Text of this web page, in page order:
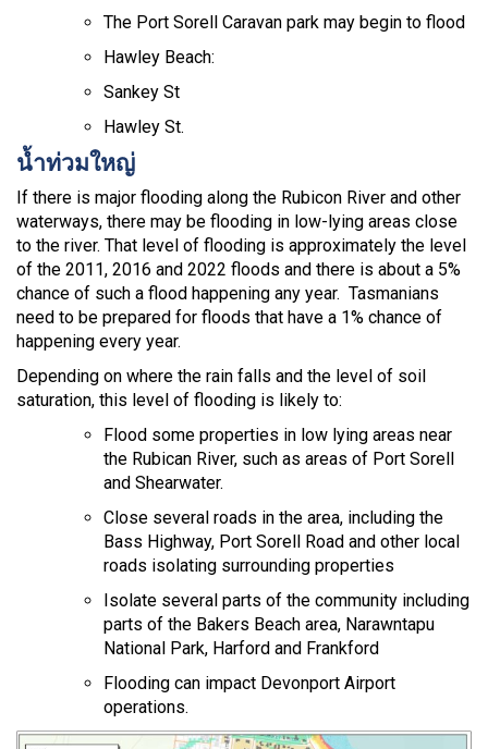
The Port Sorell Caravan park may begin to flood
Hawley Beach:
Sankey St
Hawley St.
น้ำท่วมใหญ่
If there is major flooding along the Rubicon River and other
waterways, there may be flooding in low-lying areas close
to the river. That level of flooding is approximately the level
of the 2011, 2016 and 2022 floods and there is about a 5%
chance of such a flood happening any year. Tasmanians
need to be prepared for floods that have a 1% chance of
happening every year.
Depending on where the rain falls and the level of soil
saturation, this level of flooding is likely to:
Flood some properties in low lying areas near
the Rubican River, such as areas of Port Sorell
and Shearwater.
Close several roads in the area, including the
Bass Highway, Port Sorell Road and other local
roads isolating surrounding properties
Isolate several parts of the community including
parts of the Bakers Beach area, Narawntapu
National Park, Harford and Frankford
Flooding can impact Devonport Airport
operations.